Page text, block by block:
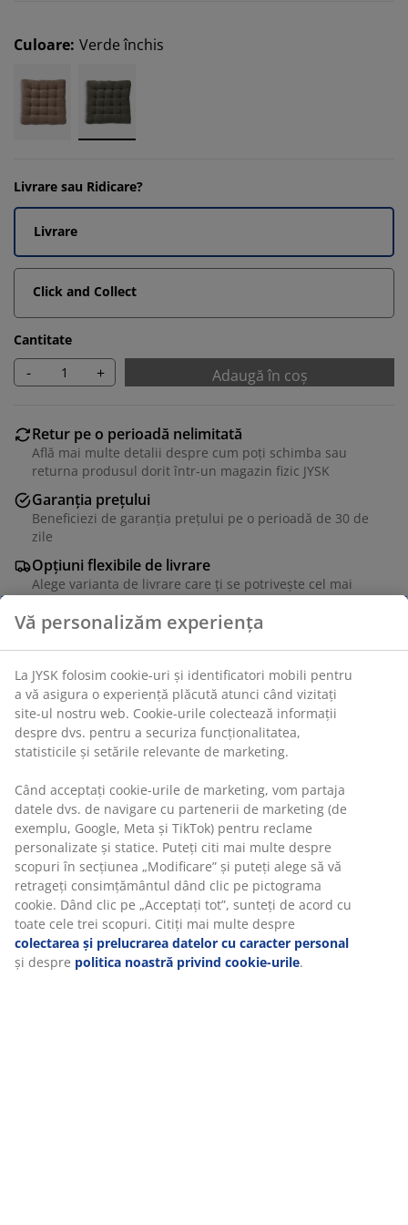
Culoare: Verde închis
Livrare sau Ridicare?
Livrare
Click and Collect
Cantitate
- + Adaugă în coș
Retur pe o perioadă nelimitată
Află mai multe detalii despre cum poți schimba sau
returna produsul dorit într-un magazin fizic JYSK
Garanția prețului
Beneficiezi de garanția prețului pe o perioadă de 30 de
zile
Opțiuni flexibile de livrare
Alege varianta de livrare care ți se potrivește cel mai
Unitate de stoc: 6898629
Specificații
Recenzii
(0)
Livrare
Vă personalizăm experiența
La JYSK folosim cookie-uri și identificatori mobili pentru
a vă asigura o experiență plăcută atunci când vizitați
site-ul nostru web. Cookie-urile colectează informații
despre dvs. pentru a securiza funcționalitatea,
statisticile și setările relevante de marketing.
Când acceptați cookie-urile de marketing, vom partaja
datele dvs. de navigare cu partenerii de marketing (de
exemplu, Google, Meta și TikTok) pentru reclame
personalizate și statice. Puteți citi mai multe despre
scopuri în secțiunea „Modificare” și puteți alege să vă
retrageți consimțământul dând clic pe pictograma
cookie. Dând clic pe „Acceptați tot”, sunteți de acord cu
toate cele trei scopuri. Citiți mai multe despre
colectarea și prelucrarea datelor cu caracter personal
și despre politica noastră privind cookie-urile.